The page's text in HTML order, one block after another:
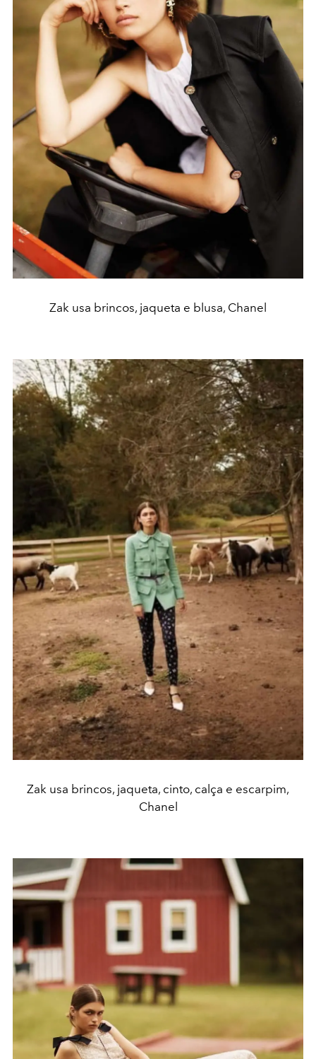
Zak usa brincos, jaqueta e blusa, Chanel
Zak usa brincos, jaqueta, cinto, calça e escarpim,
Chanel